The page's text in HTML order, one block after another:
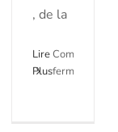
, de la
Lire
Plusfermés